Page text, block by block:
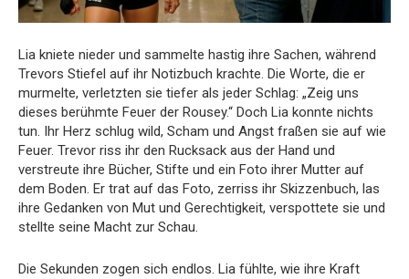
Lia kniete nieder und sammelte hastig ihre Sachen, während
Trevors Stiefel auf ihr Notizbuch krachte. Die Worte, die er
murmelte, verletzten sie tiefer als jeder Schlag: „Zeig uns
dieses berühmte Feuer der Rousey.“ Doch Lia konnte nichts
tun. Ihr Herz schlug wild, Scham und Angst fraßen sie auf wie
Feuer. Trevor riss ihr den Rucksack aus der Hand und
verstreute ihre Bücher, Stifte und ein Foto ihrer Mutter auf
dem Boden. Er trat auf das Foto, zerriss ihr Skizzenbuch, las
ihre Gedanken von Mut und Gerechtigkeit, verspottete sie und
stellte seine Macht zur Schau.
Die Sekunden zogen sich endlos. Lia fühlte, wie ihre Kraft